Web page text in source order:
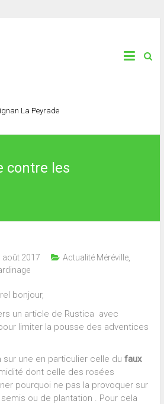
La Peyrade
contre les
août 2017 Actualité Méréville,
bonjour,
un article de Rustica avec
limiter la pousse des adventices
sur une en particulier celle du faux
dont celle des rosées
pourquoi ne pas la provoquer sur
ou de plantation . Pour cela